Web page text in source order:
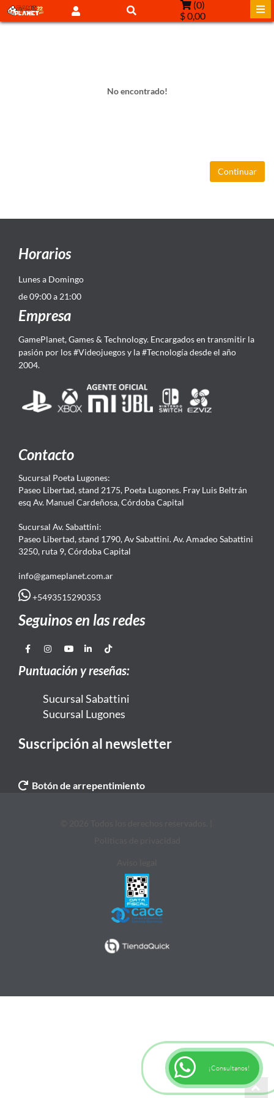
(0)
$ 0,00
No encontrado!
Continuar
Horarios
Lunes a Domingo
de 09:00 a 21:00
Empresa
GamePlanet, Games & Technology. Encargados en transmitir la
pasión por los #Videojuegos y la #Tecnología desde el año
2004.
Contacto
Sucursal Poeta Lugones:
Paseo Libertad, stand 2175, Poeta Lugones. Fray Luis Beltrán
esq Av. Manuel Cardeñosa, Córdoba Capital
Sucursal Av. Sabattini:
Paseo Libertad, stand 1790, Av Sabattini. Av. Amadeo Sabattini
3250, ruta 9, Córdoba Capital
info@gameplanet.com.ar
+5493515290353
Seguinos en las redes
Puntuación y reseñas:
Sucursal Sabattini
Sucursal Lugones
Suscripción al newsletter
Botón de arrepentimiento
¡Consultanos!